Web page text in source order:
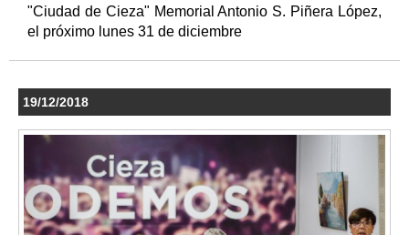
"Ciudad de Cieza" Memorial Antonio S. Piñera López,
el próximo lunes 31 de diciembre
19/12/2018